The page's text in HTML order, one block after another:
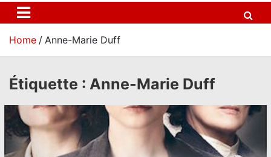
t
Home Anne-Marie Duff
Étiquette : Anne-Marie Duff